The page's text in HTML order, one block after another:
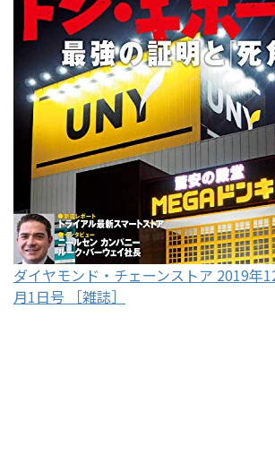
ダイヤモンド・チェーンストア 2019年
月1日号 ［雑誌］